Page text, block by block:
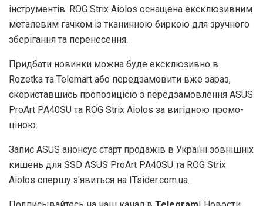
інструментів. ROG Strix Aiolos оснащена ексклюзивним
металевим гачком із тканинною биркою для зручного
зберігання та перенесення.
Придбати новинки можна буде ексклюзивно в
Rozetka та Telemart або передзамовити вже зараз,
скориставшись пропозицією з передзамовлення ASUS
ProArt PA40SU та ROG Strix Aiolos за вигідною промо-
ціною.
Запис ASUS анонсує старт продажів в Україні зовнішніх
кишень для SSD ASUS ProArt PA40SU та ROG Strix
Aiolos спершу з'явиться на ITsider.com.ua.